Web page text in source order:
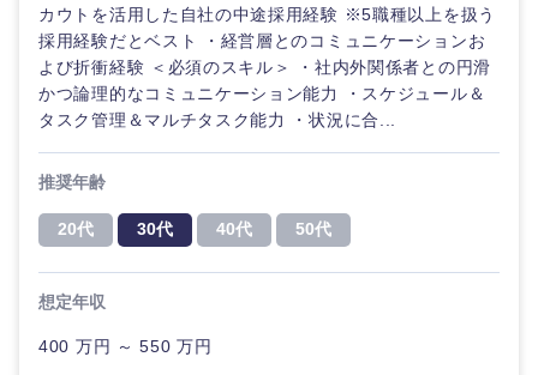
甲信越・北陸
カウトを活用した自社の中途採用経験 ※5職種以上を扱う
採用経験だとベスト ・経営層とのコミュニケーションお
よび折衝経験 ＜必須のスキル＞ ・社内外関係者との円滑
かつ論理的なコミュニケーション能力 ・スケジュール＆
タスク管理＆マルチタスク能力 ・状況に合...
推奨年齢
20代 30代 40代 50代
想定年収
400 万円 ～ 550 万円